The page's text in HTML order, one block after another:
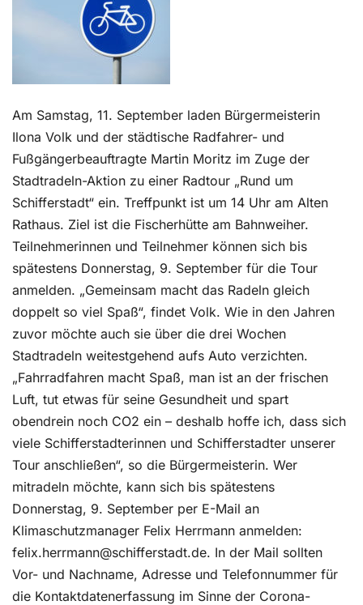
Am Samstag, 11. September laden Bürgermeisterin
Ilona Volk und der städtische Radfahrer- und
Fußgängerbeauftragte Martin Moritz im Zuge der
Stadtradeln-Aktion zu einer Radtour „Rund um
Schifferstadt“ ein. Treffpunkt ist um 14 Uhr am Alten
Rathaus. Ziel ist die Fischerhütte am Bahnweiher.
Teilnehmerinnen und Teilnehmer können sich bis
spätestens Donnerstag, 9. September für die Tour
anmelden. „Gemeinsam macht das Radeln gleich
doppelt so viel Spaß“, findet Volk. Wie in den Jahren
zuvor möchte auch sie über die drei Wochen
Stadtradeln weitestgehend aufs Auto verzichten.
„Fahrradfahren macht Spaß, man ist an der frischen
Luft, tut etwas für seine Gesundheit und spart
obendrein noch CO2 ein – deshalb hoffe ich, dass sich
viele Schifferstadterinnen und Schifferstadter unserer
Tour anschließen“, so die Bürgermeisterin. Wer
mitradeln möchte, kann sich bis spätestens
Donnerstag, 9. September per E-Mail an
Klimaschutzmanager Felix Herrmann anmelden:
felix.herrmann@schifferstadt.de. In der Mail sollten
Vor- und Nachname, Adresse und Telefonnummer für
die Kontaktdatenerfassung im Sinne der Corona-